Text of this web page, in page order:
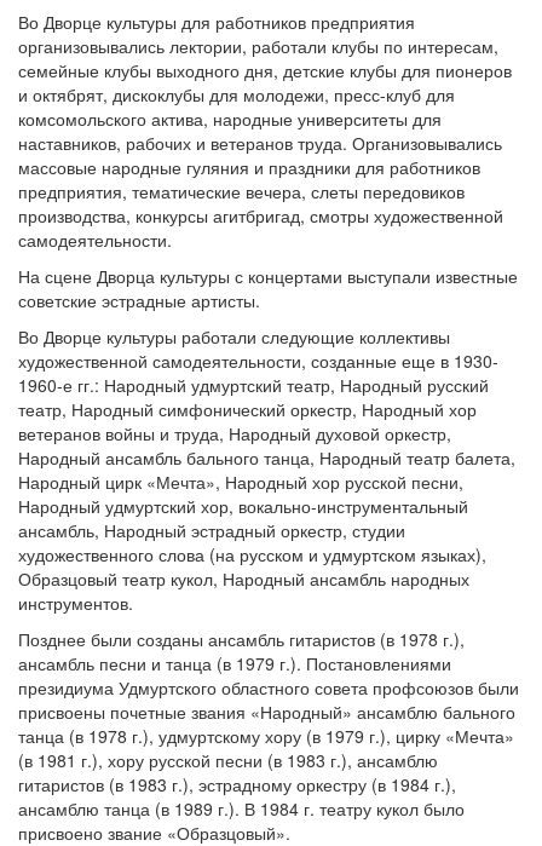
Во Дворце культуры для работников предприятия
организовывались лектории, работали клубы по интересам,
семейные клубы выходного дня, детские клубы для пионеров
и октябрят, дискоклубы для молодежи, пресс-клуб для
комсомольского актива, народные университеты для
наставников, рабочих и ветеранов труда. Организовывались
массовые народные гуляния и праздники для работников
предприятия, тематические вечера, слеты передовиков
производства, конкурсы агитбригад, смотры художественной
самодеятельности.
На сцене Дворца культуры с концертами выступали известные
советские эстрадные артисты.
Во Дворце культуры работали следующие коллективы
художественной самодеятельности, созданные еще в 1930-
1960-е гг.: Народный удмуртский театр, Народный русский
театр, Народный симфонический оркестр, Народный хор
ветеранов войны и труда, Народный духовой оркестр,
Народный ансамбль бального танца, Народный театр балета,
Народный цирк «Мечта», Народный хор русской песни,
Народный удмуртский хор, вокально-инструментальный
ансамбль, Народный эстрадный оркестр, студии
художественного слова (на русском и удмуртском языках),
Образцовый театр кукол, Народный ансамбль народных
инструментов.
Позднее были созданы ансамбль гитаристов (в 1978 г.),
ансамбль песни и танца (в 1979 г.). Постановлениями
президиума Удмуртского областного совета профсоюзов были
присвоены почетные звания «Народный» ансамблю бального
танца (в 1978 г.), удмуртскому хору (в 1979 г.), цирку «Мечта»
(в 1981 г.), хору русской песни (в 1983 г.), ансамблю
гитаристов (в 1983 г.), эстрадному оркестру (в 1984 г.),
ансамблю танца (в 1989 г.). В 1984 г. театру кукол было
присвоено звание «Образцовый».